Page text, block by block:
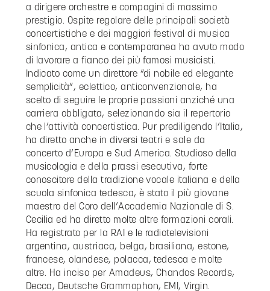
a dirigere orchestre e compagini di massimo
prestigio. Ospite regolare delle principali società
concertistiche e dei maggiori festival di musica
sinfonica, antica e contemporanea ha avuto modo
di lavorare a fianco dei più famosi musicisti.
Indicato come un direttore “di nobile ed elegante
semplicità”, eclettico, anticonvenzionale, ha
scelto di seguire le proprie passioni anziché una
carriera obbligata, selezionando sia il repertorio
che l’attività concertistica. Pur prediligendo l’Italia,
ha diretto anche in diversi teatri e sale da
concerto d’Europa e Sud America. Studioso della
musicologia e della prassi esecutiva, forte
conoscitore della tradizione vocale italiana e della
scuola sinfonica tedesca, è stato il più giovane
maestro del Coro dell’Accademia Nazionale di S.
Cecilia ed ha diretto molte altre formazioni corali.
Ha registrato per la RAI e le radiotelevisioni
argentina, austriaca, belga, brasiliana, estone,
francese, olandese, polacca, tedesca e molte
altre. Ha inciso per Amadeus, Chandos Records,
Decca, Deutsche Grammophon, EMI, Virgin.